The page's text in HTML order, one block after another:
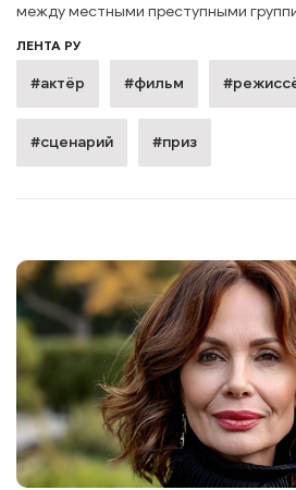
между местными преступными
ЛЕНТА РУ
#актёр #фильм
#сценарий #приз